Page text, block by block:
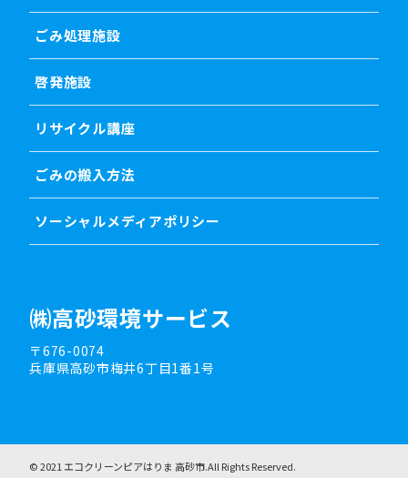
㈱高砂環境サービス
〒676-0074
兵庫県高砂市梅井6丁目1番1号
ごみ処理施設
啓発施設
リサイクル講座
ごみの搬入方法
ソーシャルメディアポリシー
© 2021 エコクリーンピアはりま 高砂市.All Rights Reserved.